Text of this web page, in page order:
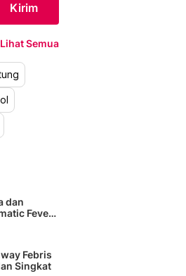
Kirim
Lihat Semua
dan
Fever
Febris
Singkat